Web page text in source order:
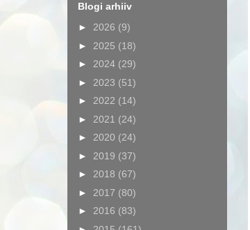
Blogi arhiiv
► 2026 (9)
► 2025 (18)
► 2024 (29)
► 2023 (51)
► 2022 (14)
► 2021 (24)
► 2020 (24)
► 2019 (37)
► 2018 (67)
► 2017 (80)
► 2016 (83)